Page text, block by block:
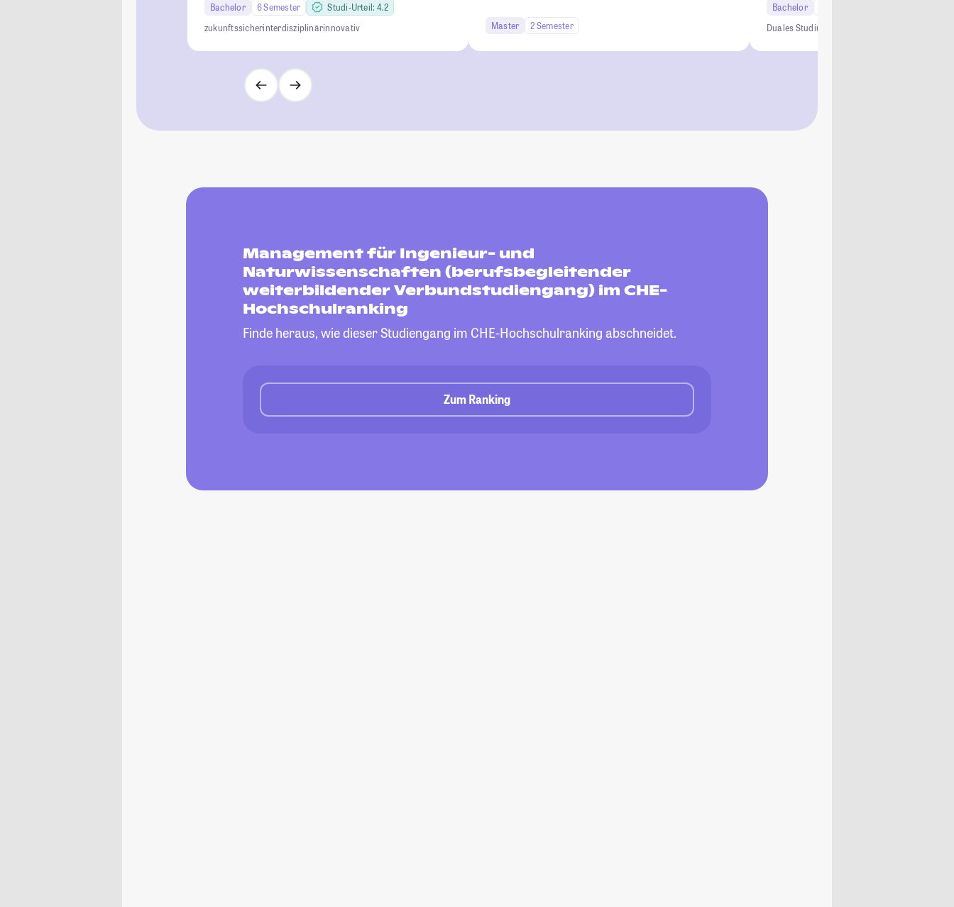
Bachelor 6 Semester
Studi-Urteil: 4.2
zukunftssicherinterdisziplinärinnovativ Master 2 Semester
Bachelor
Duales Studium
Management für Ingenieur- und
Naturwissenschaften (berufsbegleitender
weiterbildender Verbundstudiengang) im CHE-
Hochschulranking
Finde heraus, wie dieser Studiengang im CHE-Hochschulranking abschneidet.
Zum Ranking